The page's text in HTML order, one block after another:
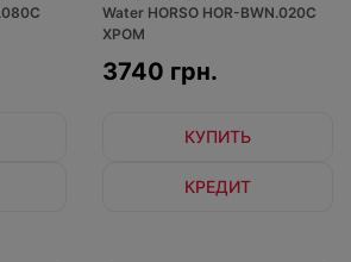
Water HORSO HOR-BWN.020C
ХРОМ
3740 грн.
КУПИТЬ
КРЕДИТ